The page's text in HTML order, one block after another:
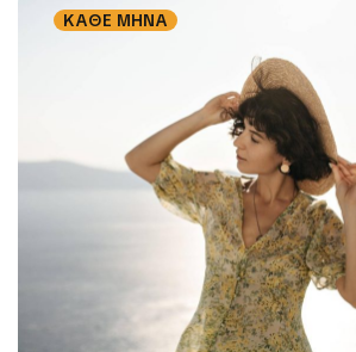
ΚΑΘΕ ΜΗΝΑ